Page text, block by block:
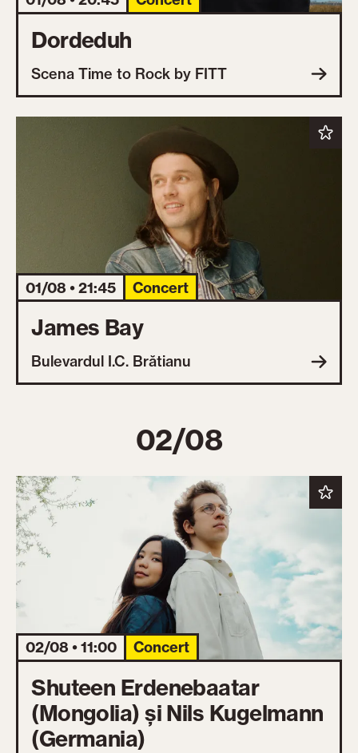
Dordeduh
Scena Time to Rock by FITT
01/08 • 21:45 Concert
James Bay
Bulevardul I.C. Brătianu
02/08
02/08 • 11:00 Concert
Shuteen Erdenebaatar
(Mongolia) și Nils Kugelmann
(Germania)